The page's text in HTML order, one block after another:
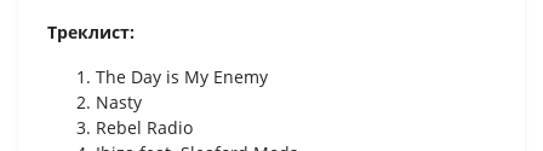
Треклист:
The Day is My Enemy
Nasty
Rebel Radio